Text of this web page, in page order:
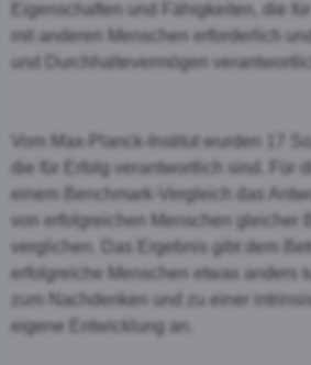
Eigenschaften und Fähigkeiten, die
mit anderen Menschen erforderlich
und Durchhaltevermögen
Vom Max-Planck-Institut wurden 17
die für Erfolg verantwortlich sind. Für
einem Benchmark-Vergleich das
von erfolgreichen Menschen gleicher
verglichen. Das Ergebnis gibt dem
erfolgreiche Menschen etwas anders
zum Nachdenken und zu einer
eigene Entwicklung an.